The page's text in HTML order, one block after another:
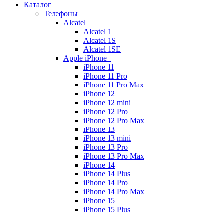
Каталог
Телефоны
Alcatel
Alcatel 1
Alcatel 1S
Alcatel 1SE
Apple iPhone
iPhone 11
iPhone 11 Pro
iPhone 11 Pro Max
iPhone 12
iPhone 12 mini
iPhone 12 Pro
iPhone 12 Pro Max
iPhone 13
iPhone 13 mini
iPhone 13 Pro
iPhone 13 Pro Max
iPhone 14
iPhone 14 Plus
iPhone 14 Pro
iPhone 14 Pro Max
iPhone 15
iPhone 15 Plus